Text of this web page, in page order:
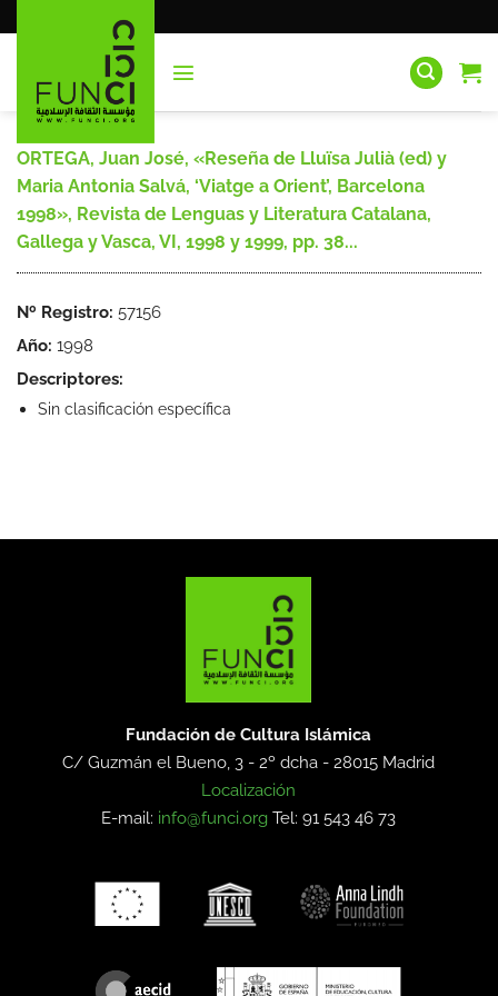
al
ORTEGA, Juan José, «Reseña de Lluïsa Julià (ed) y
Maria Antonia Salvá, ‘Viatge a Orient’, Barcelona
1998», Revista de Lenguas y Literatura Catalana,
Gallega y Vasca, VI, 1998 y 1999, pp. 38...
Nº Registro: 57156
Año: 1998
Descriptores:
Sin clasificación específica
Fundación de Cultura Islámica
C/ Guzmán el Bueno, 3 - 2º dcha -28015 Madrid
Localización
E-mail: info@funci.org Tel: 91 543 46 73